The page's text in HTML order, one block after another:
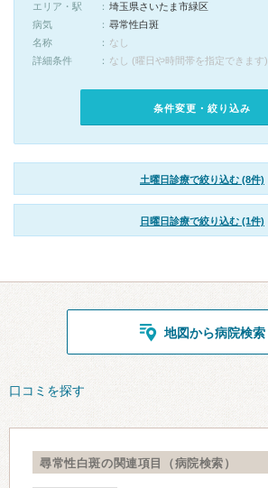
エリア・駅
埼玉県さいたま市緑区
病気
尋常性白斑
名称
なし
詳細条件
なし (曜日や時間帯を指定できます)
条件変更・絞り込み
土曜日診療で絞り込む (8件)
日曜日診療で絞り込む (1件)
地図から病院検索
口コミを探す
尋常性白斑の関連項目（病院検索）